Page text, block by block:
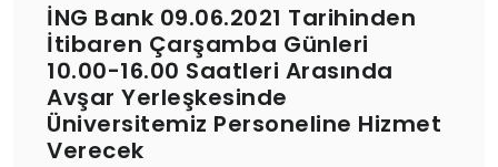
İNG Bank 09.06.2021 Tarihinden
İtibaren Çarşamba Günleri
10.00-16.00 Saatleri Arasında
Avşar Yerleşkesinde
Üniversitemiz Personeline Hizmet
Verecek